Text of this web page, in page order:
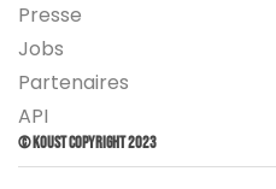
Presse
Jobs
Partenaires
API
© Koust Copyright 2023